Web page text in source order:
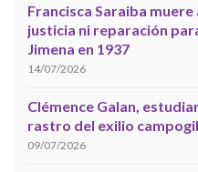
Francisca Saraiba muere
justicia ni reparación
Jimena en 1937
14/07/2026
Clémence Galan,
rastro del exilio
09/07/2026